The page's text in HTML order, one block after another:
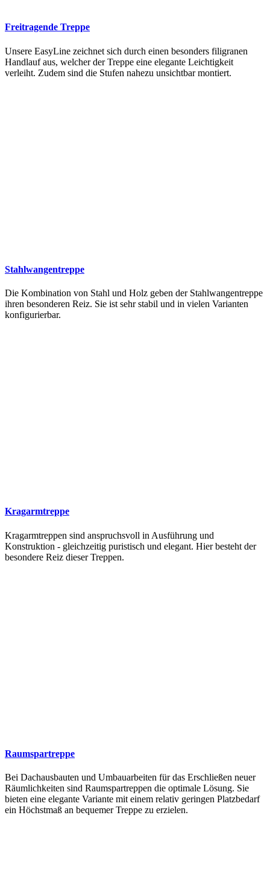
Freitragende Treppe
Unsere EasyLine zeichnet sich durch einen besonders filigranen
Handlauf aus, welcher der Treppe eine elegante Leichtigkeit
verleiht. Zudem sind die Stufen nahezu unsichtbar montiert.
Stahlwangentreppe
Die Kombination von Stahl und Holz geben der Stahlwangentreppe
ihren besonderen Reiz. Sie ist sehr stabil und in vielen Varianten
konfigurierbar.
Kragarmtreppe
Kragarmtreppen sind anspruchsvoll in Ausführung und
Konstruktion - gleichzeitig puristisch und elegant. Hier besteht der
besondere Reiz dieser Treppen.
Raumspartreppe
Bei Dachausbauten und Umbauarbeiten für das Erschließen neuer
Räumlichkeiten sind Raumspartreppen die optimale Lösung. Sie
bieten eine elegante Variante mit einem relativ geringen Platzbedarf
ein Höchstmaß an bequemer Treppe zu erzielen.